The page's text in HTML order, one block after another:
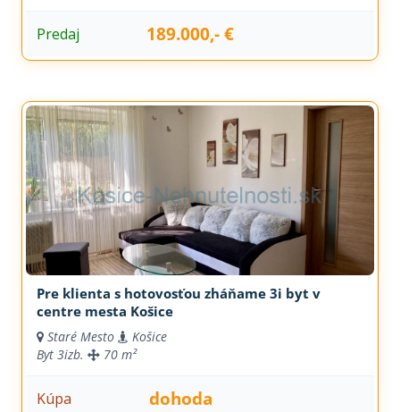
Predaj 189.000,- €
Pre klienta s hotovosťou zháňame 3i byt v
centre mesta Košice
Staré Mesto
Košice
Byt 3izb. 70 m²
Kúpa dohoda